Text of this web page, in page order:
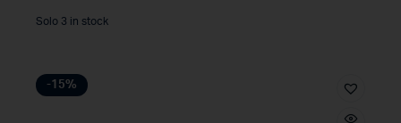
Solo 3 in stock
-15%